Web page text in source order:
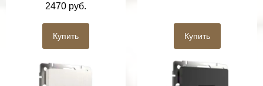
2470 руб.
Купить Купить